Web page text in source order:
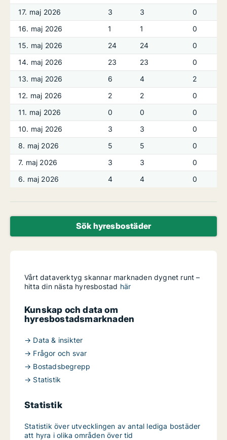
17. maj 2026
3 3
0
16. maj 2026
1 1
0
15. maj 2026
24 24
0
14. maj 2026
23 23
0
13. maj 2026
6 4
2
12. maj 2026
2 2
0
11. maj 2026
0 0
0
10. maj 2026
3 3
0
8. maj 2026
5 5
0
7. maj 2026
3 3
0
6. maj 2026
4 4 0
Sök hyresbostäder
Vårt dataverktyg skannar marknaden dygnet runt –
hitta din nästa hyresbostad här
Kunskap och data om
hyresbostadsmarknaden
→ Data & insikter
→ Frågor och svar
→ Bostadsbegrepp
→ Statistik
Statistik
Statistik över utvecklingen av antal lediga bostäder
att hyra i olika områden över tid